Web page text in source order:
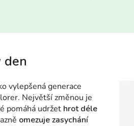
den
vylepšená generace
Největší změnou je
pomáhá udržet hrot déle
omezuje zasychání